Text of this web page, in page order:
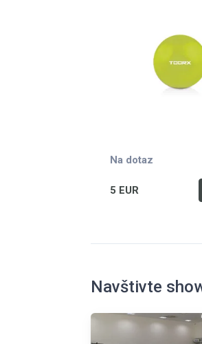
Na dotaz
5 EUR
Navštivte